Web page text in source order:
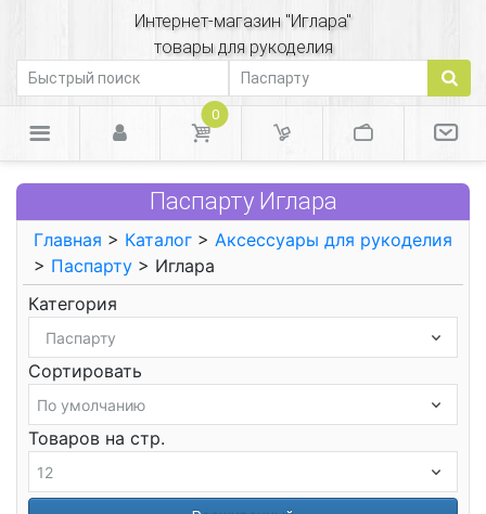
Интернет-магазин "Иглара"
товары для рукоделия
0
Паспарту Иглара
Главная > Каталог > Аксессуары для рукоделия
> Паспарту > Иглара
Категория
Сортировать
Товаров на стр.